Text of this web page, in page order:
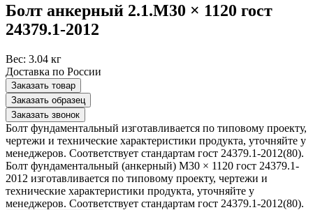
Болт анкерный 2.1.М30 × 1120 гост
24379.1-2012
Вес: 3.04 кг
Доставка по России
Заказать товар
Заказать образец
Заказать звонок
Болт фундаментальный изготавливается по типовому проекту,
чертежи и технические характеристики продукта, уточняйте у
менеджеров. Соответствует стандартам гост 24379.1-2012(80).
Болт фундаментальный (анкерный) М30 × 1120 гост 24379.1-
2012 изготавливается по типовому проекту, чертежи и
технические характеристики продукта, уточняйте у
менеджеров. Соответствует стандартам гост 24379.1-2012(80).